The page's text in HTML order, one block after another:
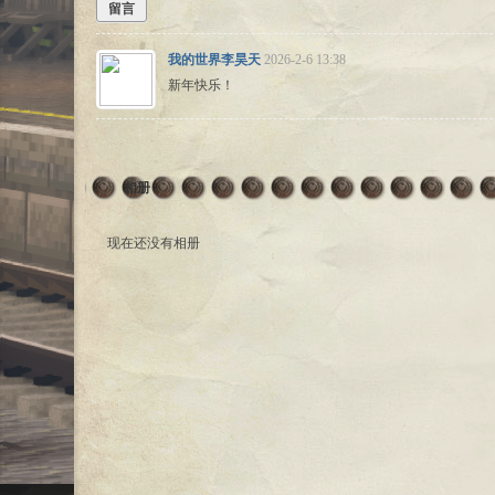
留言
我的世界李昊天 2026-2-6 13:38
新年快乐！
相册
现在还没有相册